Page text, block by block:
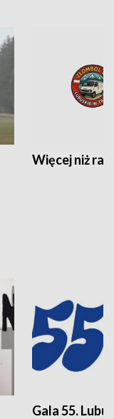
Więcej niż rajd
Gala 55.